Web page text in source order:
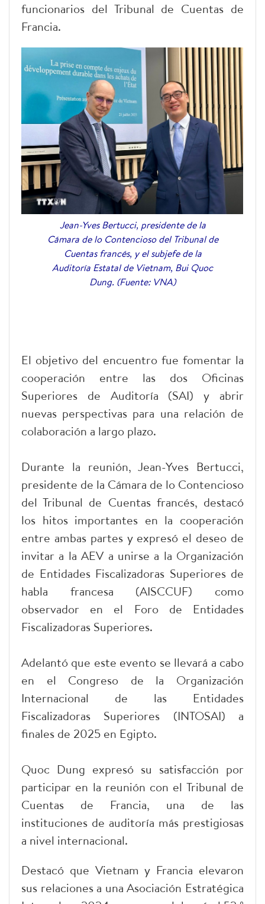
funcionarios del Tribunal de Cuentas de
Francia.
Jean-Yves Bertucci, presidente de la
Cámara de lo Contencioso del Tribunal de
Cuentas francés, y el subjefe de la
Auditoría Estatal de Vietnam, Bui Quoc
Dung. (Fuente: VNA)
El objetivo del encuentro fue fomentar la
cooperación entre las dos Oficinas
Superiores de Auditoría (SAI) y abrir
nuevas perspectivas para una relación de
colaboración a largo plazo.
Durante la reunión, Jean-Yves Bertucci,
presidente de la Cámara de lo Contencioso
del Tribunal de Cuentas francés, destacó
los hitos importantes en la cooperación
entre ambas partes y expresó el deseo de
invitar a la AEV a unirse a la Organización
de Entidades Fiscalizadoras Superiores de
habla francesa (AISCCUF) como
observador en el Foro de Entidades
Fiscalizadoras Superiores.
Adelantó que este evento se llevará a cabo
en el Congreso de la Organización
Internacional de las Entidades
Fiscalizadoras Superiores (INTOSAI) a
finales de 2025 en Egipto.
Quoc Dung expresó su satisfacción por
participar en la reunión con el Tribunal de
Cuentas de Francia, una de las
instituciones de auditoría más prestigiosas
a nivel internacional.
Destacó que Vietnam y Francia elevaron
sus relaciones a una Asociación Estratégica